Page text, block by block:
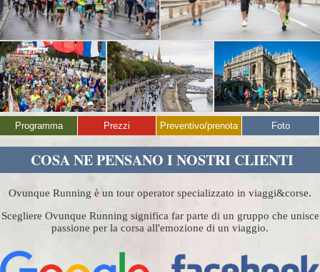
Programma Prezzi Preventivo/prenota Foto
COSA NE PENSANO I NOSTRI CLIENTI
Ovunque Running è un tour operator specializzato in viaggi&corse.
Scegliere Ovunque Running significa far parte di un gruppo che unisce
passione per la corsa all'emozione di un viaggio.